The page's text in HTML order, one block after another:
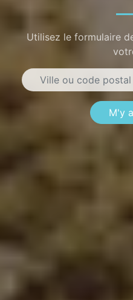
Utilisez le formulaire
M'y